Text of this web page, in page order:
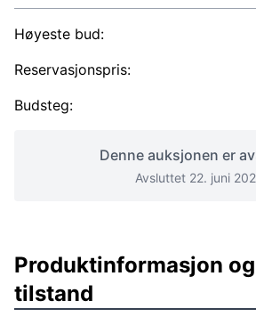
Høyeste bud:
Reservasjonspris:
Budsteg:
Denne auksjonen er
Avsluttet 22. juni
Produktinformasjon
tilstand